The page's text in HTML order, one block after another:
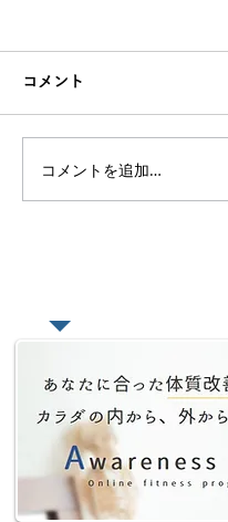
オンラインレッス
ロンを有料で始め
コメント
コメントを追加…